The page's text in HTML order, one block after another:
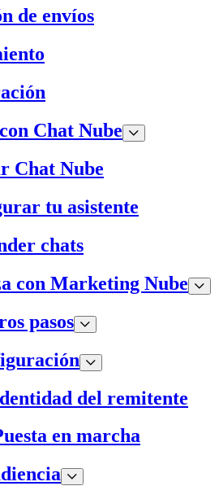
de envíos
Chat Nube
Chat Nube
tu asistente
chats
con Marketing Nube
pasos
del remitente
en marcha